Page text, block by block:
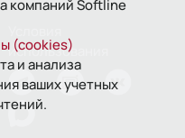
компаний Softline
(cookies)
и анализа
ваших учетных
использования